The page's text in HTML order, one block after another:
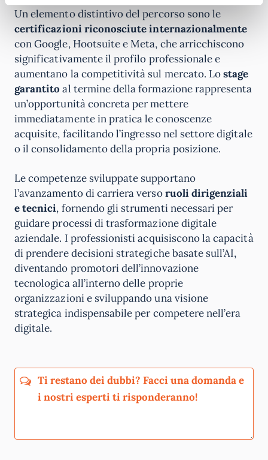
Un elemento distintivo del percorso sono le
certificazioni riconosciute internazionalmente
con Google, Hootsuite e Meta, che arricchiscono
significativamente il profilo professionale e
aumentano la competitività sul mercato. Lostage
garantito al termine della formazione rappresenta
un’opportunità concreta per mettere
immediatamente in pratica le conoscenze
acquisite, facilitando l’ingresso nel settore digitale
o il consolidamento della propria posizione.
Le competenze sviluppate supportano
l’avanzamento di carriera versoruoli dirigenziali
e tecnici, fornendo gli strumenti necessari per
guidare processi di trasformazione digitale
aziendale. I professionisti acquisiscono la capacità
di prendere decisioni strategiche basate sull’AI,
diventando promotori dell’innovazione
tecnologica all’interno delle proprie
organizzazioni e sviluppando una visione
strategica indispensabile per competere nell’era
digitale.